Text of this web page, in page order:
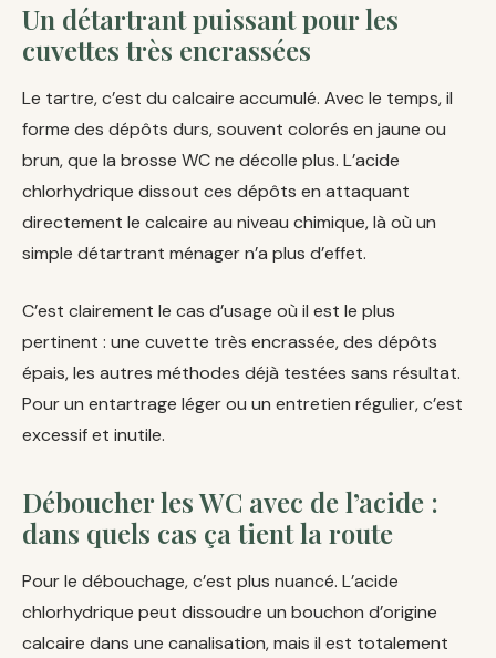
Un détartrant puissant pour les
cuvettes très encrassées
Le tartre, c’est du calcaire accumulé. Avec le temps, il
forme des dépôts durs, souvent colorés en jaune ou
brun, que la brosse WC ne décolle plus. L’acide
chlorhydrique dissout ces dépôts en attaquant
directement le calcaire au niveau chimique, là où un
simple détartrant ménager n’a plus d’effet.
C’est clairement le cas d’usage où il est le plus
pertinent : une cuvette très encrassée, des dépôts
épais, les autres méthodes déjà testées sans résultat.
Pour un entartrage léger ou un entretien régulier, c’est
excessif et inutile.
Déboucher les WC avec de l’acide :
dans quels cas ça tient la route
Pour le débouchage, c’est plus nuancé. L’acide
chlorhydrique peut dissoudre un bouchon d’origine
calcaire dans une canalisation, mais il est totalement